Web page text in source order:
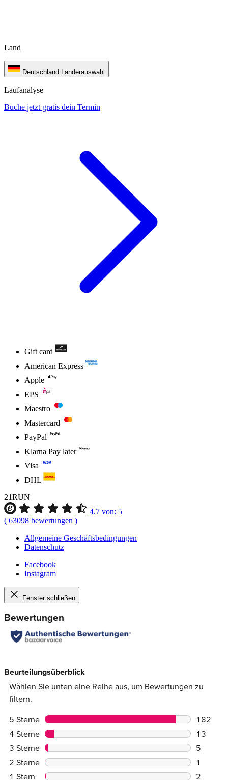
Land
Deutschland Länderauswahl
Laufanalyse
Buche jetzt gratis dein Termin
Gift card
American Express
Apple
EPS
Maestro
Mastercard
PayPal
Klarna Pay later
Visa
DHL
21RUN
4.7 von: 5
( 63098 bewertungen )
Allgemeine Geschäftsbedingungen
Datenschutz
Facebook
Instagram
Fenster schließen